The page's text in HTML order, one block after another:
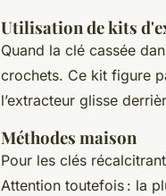
Utilisation de kits
Quand la clé cassée
crochets. Ce kit figure
l’extracteur glisse
Méthodes maison
Pour les clés
Attention toutefois : la